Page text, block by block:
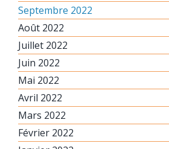
Septembre 2022
Août 2022
Juillet 2022
Juin 2022
Mai 2022
Avril 2022
Mars 2022
Février 2022